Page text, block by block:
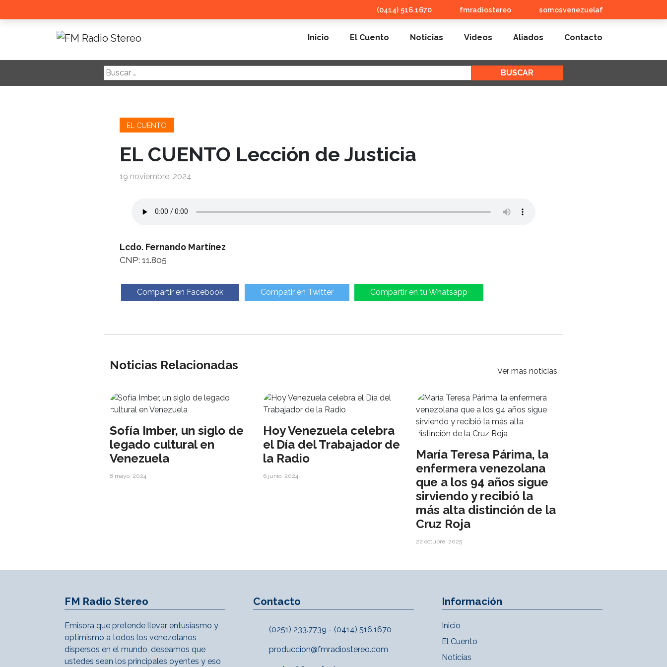
(0414) 516.1670 fmradiostereo somosvenezuelaf
Inicio El Cuento Noticias Videos Aliados Contacto
Buscar:
EL CUENTO
EL CUENTO Lección de Justicia
19 noviembre, 2024
Lcdo. Fernando Martínez
CNP: 11.805
Compartir en Facebook Compatir en Twitter Compartir en tu Whatsapp
Noticias Relacionadas Ver mas noticias
Sofía Imber, un siglo de
legado cultural en
Venezuela
8 mayo, 2024
Hoy Venezuela celebra
el Día del Trabajador de
la Radio
6 junio, 2024
María Teresa Párima, la
enfermera venezolana
que a los 94 años sigue
sirviendo y recibió la
más alta distinción de la
Cruz Roja
22 octubre, 2025
FM Radio Stereo
Emisora que pretende llevar entusiasmo y
optimismo a todos los venezolanos
dispersos en el mundo, deseamos que
ustedes sean los principales oyentes y eso
Contacto
(0251) 233.7739 - (0414) 516.1670
produccion@fmradiostereo.com
Información
Inicio
El Cuento
Noticias